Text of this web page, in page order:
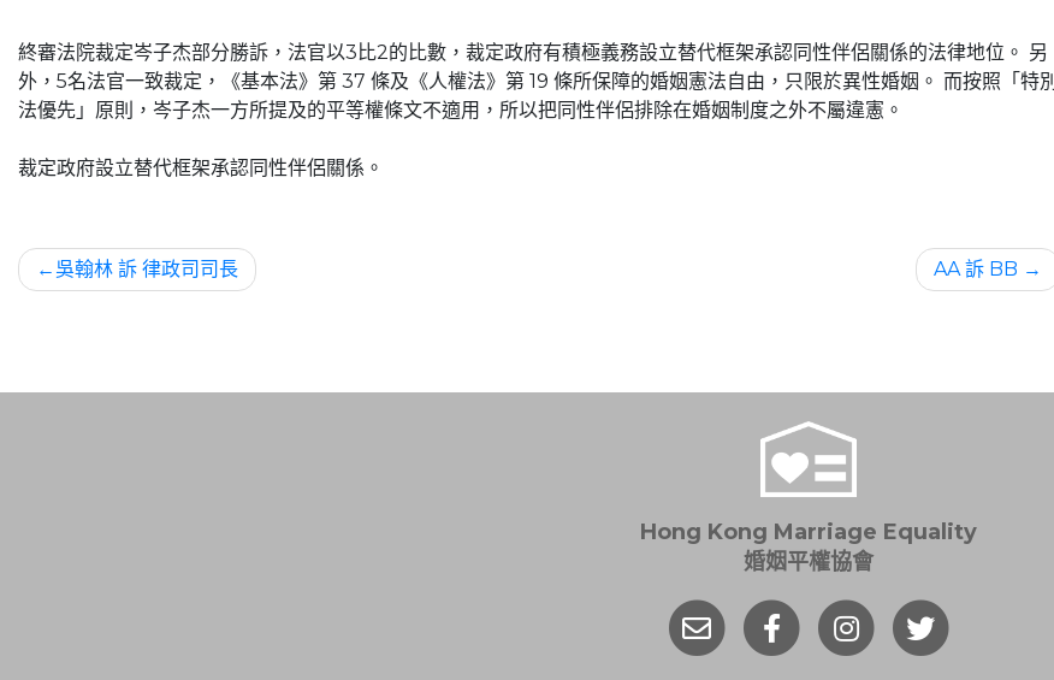
終審法院裁定岑子杰部分勝訴，法官以3比2的比數，裁定政府有積極義務設立替代框架承認同性伴侶關係的法律地位。 另
外，5名法官一致裁定，《基本法》第 37 條及《人權法》第 19 條所保障的婚姻憲法自由，只限於異性婚姻。 而按照「特別
法優先」原則，岑子杰一方所提及的平等權條文不適用，所以把同性伴侶排除在婚姻制度之外不屬違憲。
裁定政府設立替代框架承認同性伴侶關係。
文
章
吳翰林 訴 律政司司長 AA 訴 BB
Hong Kong Marriage Equality
婚姻平權協會